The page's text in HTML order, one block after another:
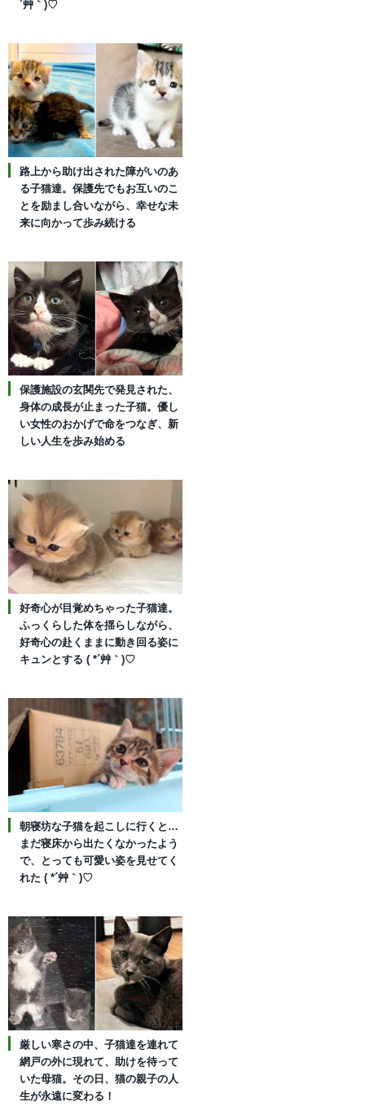
´艸｀)♡
路上から助け出された障がいのあ
る子猫達。保護先でもお互いのこ
とを励まし合いながら、幸せな未
来に向かって歩み続ける
保護施設の玄関先で発見された、
身体の成長が止まった子猫。優し
い女性のおかげで命をつなぎ、新
しい人生を歩み始める
好奇心が目覚めちゃった子猫達。
ふっくらした体を揺らしながら、
好奇心の赴くままに動き回る姿に
キュンとする ( *´艸｀)♡
朝寝坊な子猫を起こしに行くと…
まだ寝床から出たくなかったよう
で、とっても可愛い姿を見せてく
れた ( *´艸｀)♡
厳しい寒さの中、子猫達を連れて
網戸の外に現れて、助けを待って
いた母猫。その日、猫の親子の人
生が永遠に変わる！